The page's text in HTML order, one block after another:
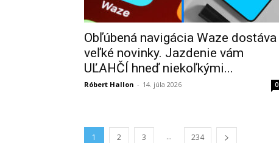
Obľúbená navigácia Waze dostáva
veľké novinky. Jazdenie vám
UĽAHČÍ hneď niekoľkými...
Róbert Hallon - 14. júla 2026 0
1 2 3 ... 234